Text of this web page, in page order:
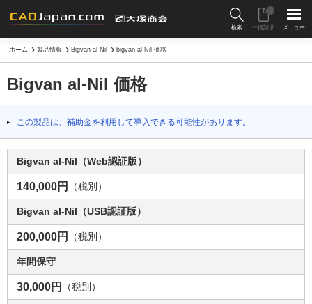
検索 一括請求
0
メニュー
ホーム 製品情報 Bigvan al-Nil bigvan al Nil 価格
Bigvan al-Nil 価格
この製品は、補助金を利用して導入できる可能性があります。
Bigvan al-Nil（Web認証版）
140,000円 （税別）
Bigvan al-Nil（USB認証版）
200,000円 （税別）
年間保守
30,000円 （税別）